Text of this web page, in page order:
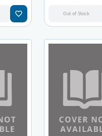
favorite_border Out of Stock